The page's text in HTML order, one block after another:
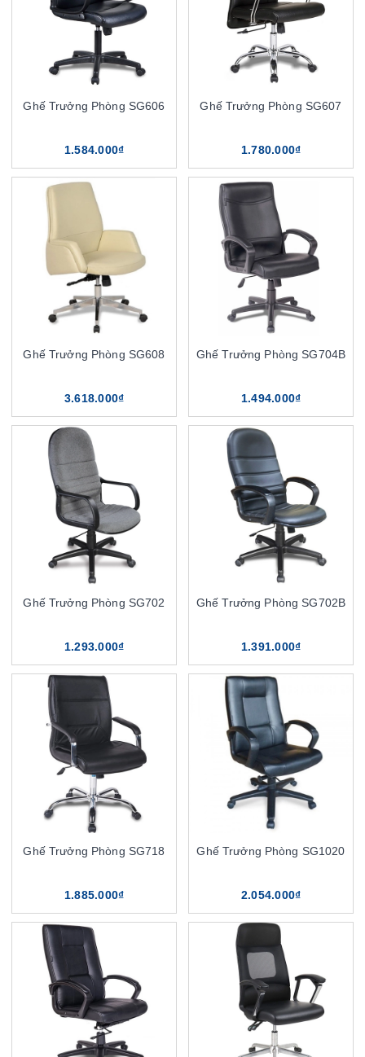
Ghế Trưởng Phòng SG606
1.584.000₫
Ghế Trưởng Phòng SG607
1.780.000₫
Ghế Trưởng Phòng SG608
3.618.000₫
Ghế Trưởng Phòng SG704B
1.494.000₫
Ghế Trưởng Phòng SG702
1.293.000₫
Ghế Trưởng Phòng SG702B
1.391.000₫
Ghế Trưởng Phòng SG718
1.885.000₫
Ghế Trưởng Phòng SG1020
2.054.000₫